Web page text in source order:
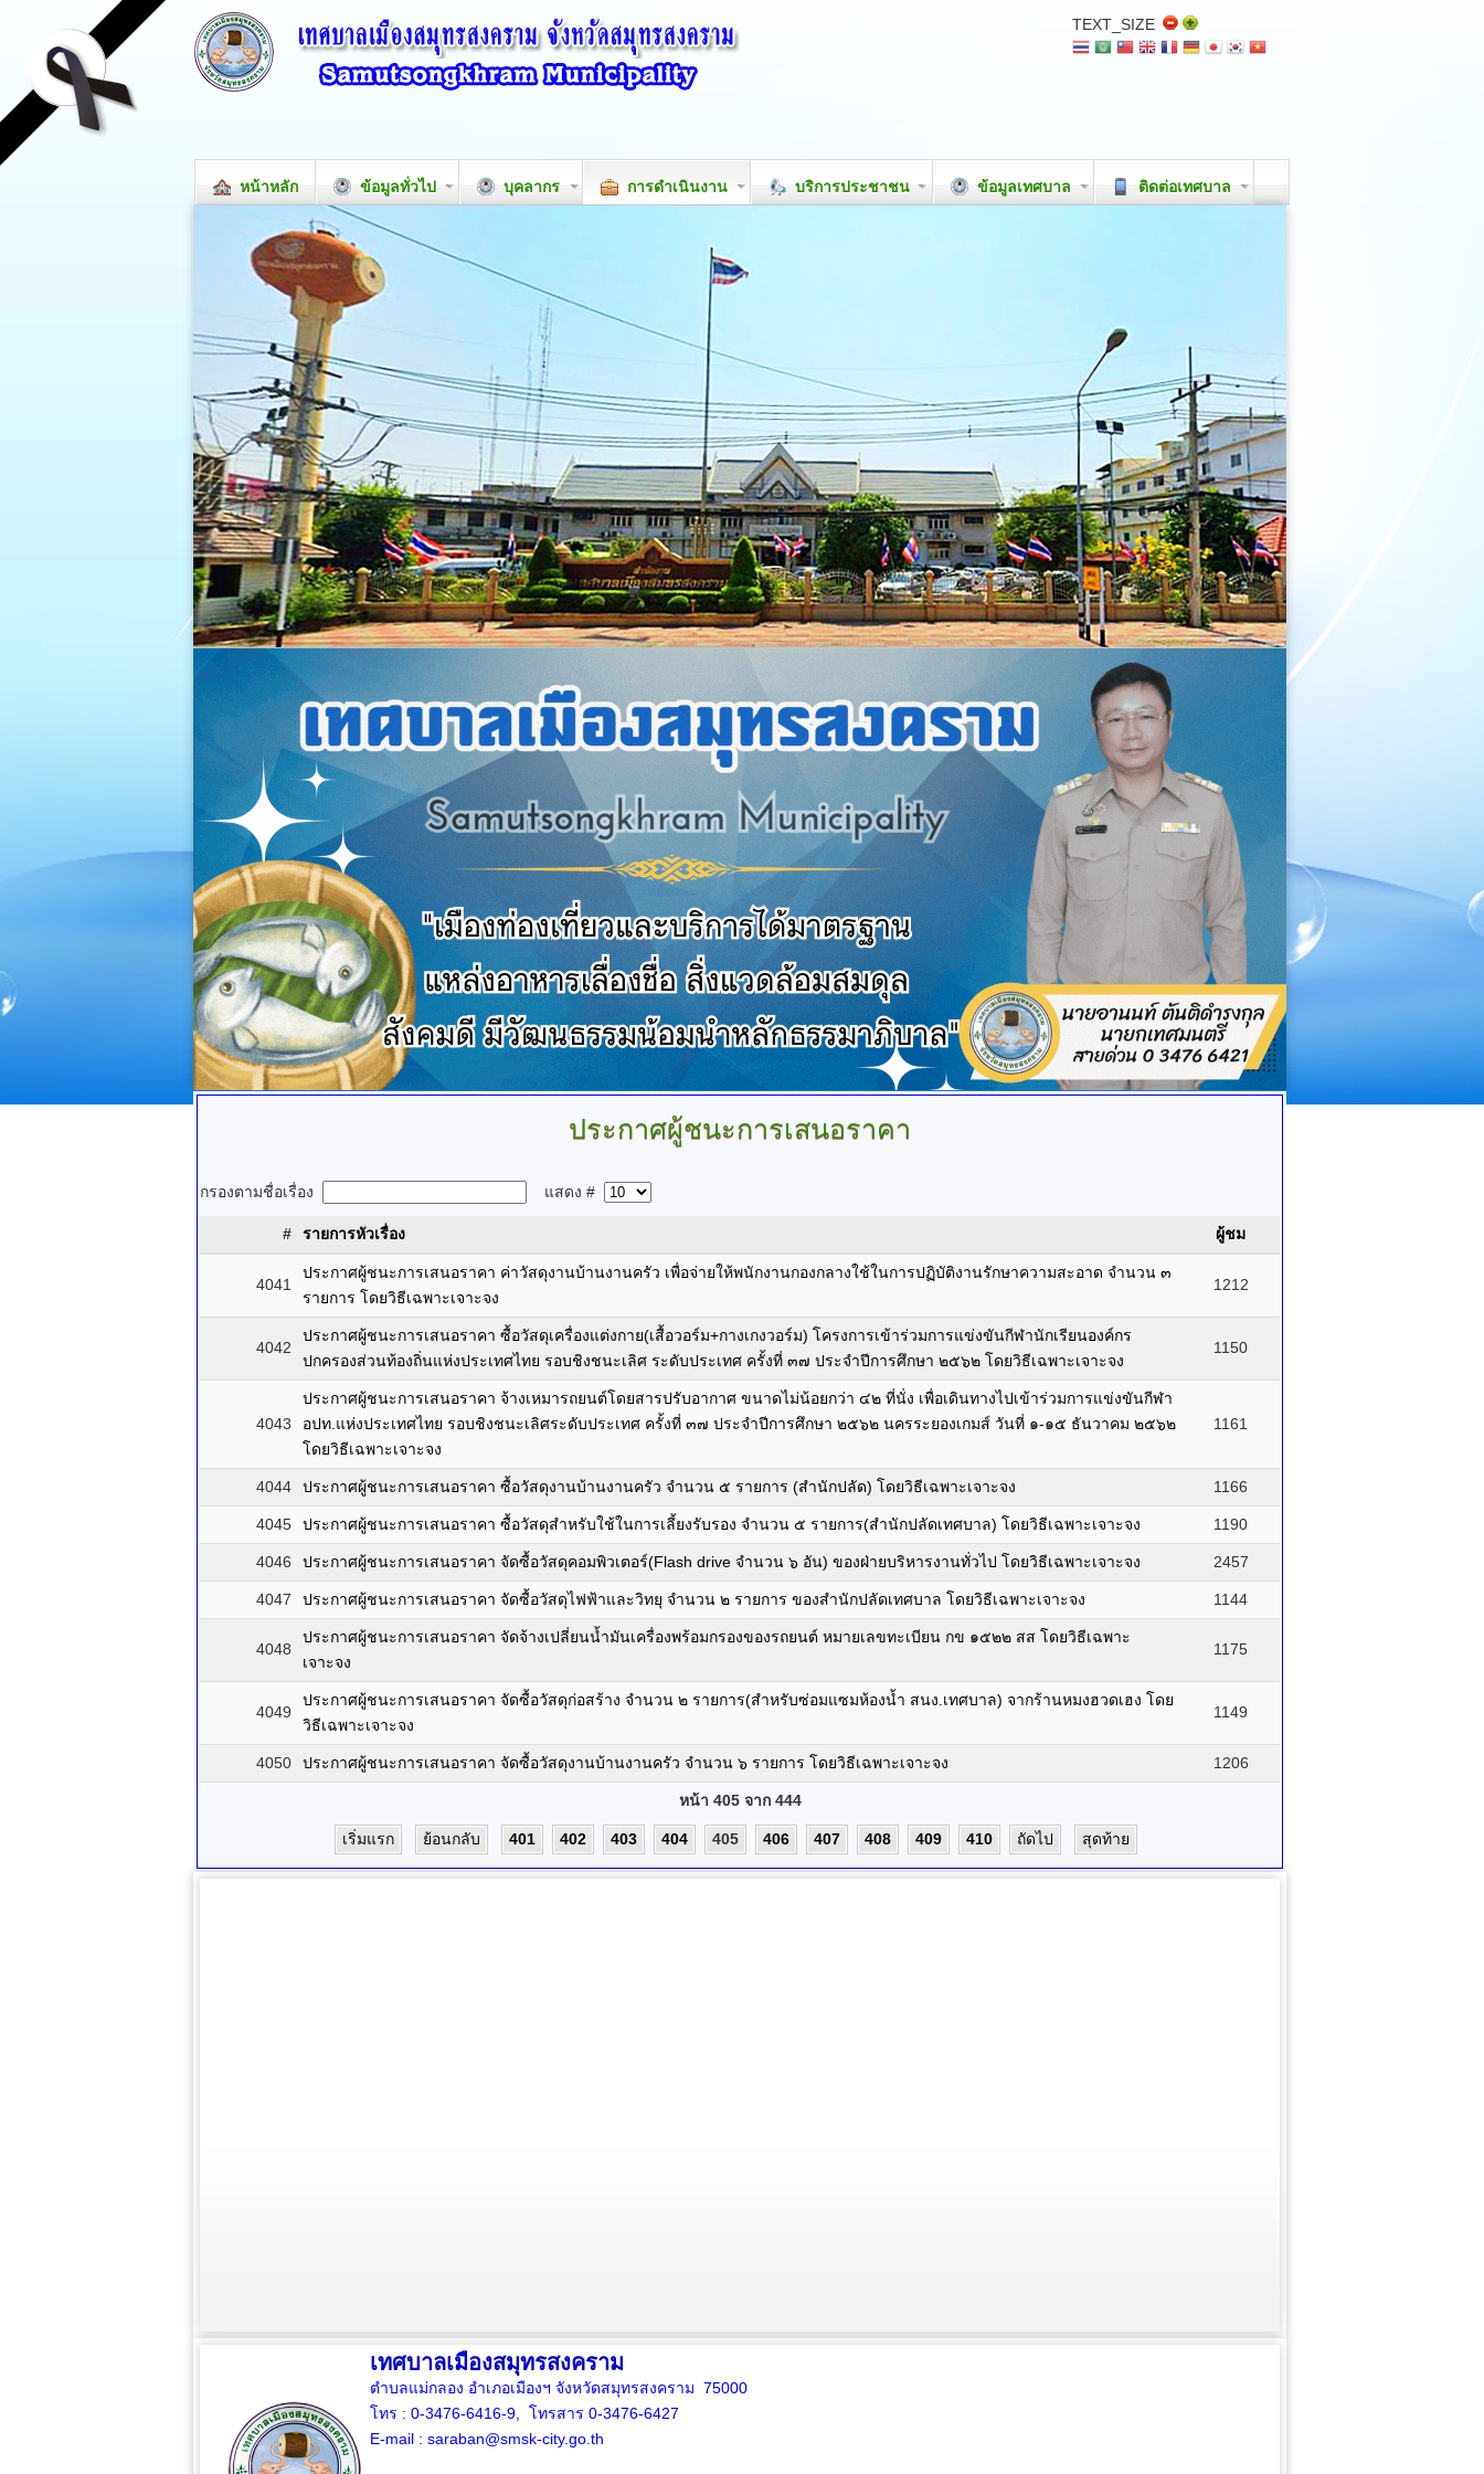
TEXT_SIZE
หน้าหลัก ข้อมูลทั่วไป บุคลากร การดำเนินงาน บริการประชาชน ข้อมูลเทศบาล ติดต่อเทศบาล
ประกาศผู้ชนะการเสนอราคา
กรองตามชื่อเรื่อง แสดง #
# รายการหัวเรื่อง ผู้ชม
4041
ประกาศผู้ชนะการเสนอราคา ค่าวัสดุงานบ้านงานครัว เพื่อจ่ายให้พนักงานกองกลางใช้ในการปฏิบัติงานรักษาความสะอาด จำนวน ๓
รายการ โดยวิธีเฉพาะเจาะจง
1212
4042
ประกาศผู้ชนะการเสนอราคา ซื้อวัสดุเครื่องแต่งกาย(เสื้อวอร์ม+กางเกงวอร์ม) โครงการเข้าร่วมการแข่งขันกีฬานักเรียนองค์กร
ปกครองส่วนท้องถิ่นแห่งประเทศไทย รอบชิงชนะเลิศ ระดับประเทศ ครั้งที่ ๓๗ ประจำปีการศึกษา ๒๕๖๒ โดยวิธีเฉพาะเจาะจง
1150
4043
ประกาศผู้ชนะการเสนอราคา จ้างเหมารถยนต์โดยสารปรับอากาศ ขนาดไม่น้อยกว่า ๔๒ ที่นั่ง เพื่อเดินทางไปเข้าร่วมการแข่งขันกีฬา
อปท.แห่งประเทศไทย รอบชิงชนะเลิศระดับประเทศ ครั้งที่ ๓๗ ประจำปีการศึกษา ๒๕๖๒ นครระยองเกมส์ วันที่ ๑-๑๕ ธันวาคม ๒๕๖๒
โดยวิธีเฉพาะเจาะจง
1161
4044 ประกาศผู้ชนะการเสนอราคา ซื้อวัสดุงานบ้านงานครัว จำนวน ๕ รายการ (สำนักปลัด) โดยวิธีเฉพาะเจาะจง 1166
4045 ประกาศผู้ชนะการเสนอราคา ซื้อวัสดุสำหรับใช้ในการเลี้ยงรับรอง จำนวน ๕ รายการ(สำนักปลัดเทศบาล) โดยวิธีเฉพาะเจาะจง 1190
4046 ประกาศผู้ชนะการเสนอราคา จัดซื้อวัสดุคอมพิวเตอร์(Flash drive จำนวน ๖ อัน) ของฝ่ายบริหารงานทั่วไป โดยวิธีเฉพาะเจาะจง 2457
4047 ประกาศผู้ชนะการเสนอราคา จัดซื้อวัสดุไฟฟ้าและวิทยุ จำนวน ๒ รายการ ของสำนักปลัดเทศบาล โดยวิธีเฉพาะเจาะจง 1144
4048
ประกาศผู้ชนะการเสนอราคา จัดจ้างเปลี่ยนน้ำมันเครื่องพร้อมกรองของรถยนต์ หมายเลขทะเบียน กข ๑๕๒๒ สส โดยวิธีเฉพาะ
เจาะจง
1175
4049
ประกาศผู้ชนะการเสนอราคา จัดซื้อวัสดุก่อสร้าง จำนวน ๒ รายการ(สำหรับซ่อมแซมห้องน้ำ สนง.เทศบาล) จากร้านหมงฮวดเฮง โดย
วิธีเฉพาะเจาะจง
1149
4050 ประกาศผู้ชนะการเสนอราคา จัดซื้อวัสดุงานบ้านงานครัว จำนวน ๖ รายการ โดยวิธีเฉพาะเจาะจง 1206
หน้า 405 จาก 444
เริ่มแรก ย้อนกลับ 401 402 403 404 405 406 407 408 409 410 ถัดไป สุดท้าย
เทศบาลเมืองสมุทรสงคราม
ตำบลแม่กลอง อำเภอเมืองฯ จังหวัดสมุทรสงคราม 75000
โทร : 0-3476-6416-9, โทรสาร 0-3476-6427
E-mail : saraban@smsk-city.go.th